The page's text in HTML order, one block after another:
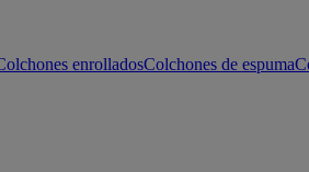
enrolladosColchones de espuma